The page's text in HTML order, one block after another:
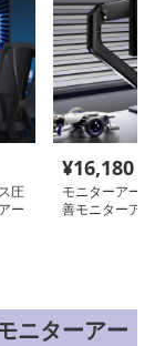
圧
ー
¥16,180
モニターアー
善モニターア
ニターアー